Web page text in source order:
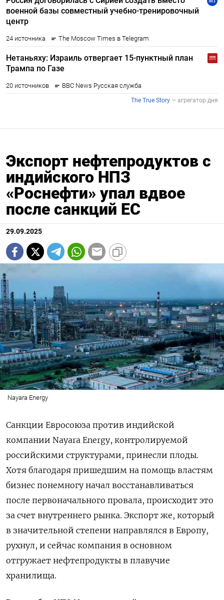
Экспорт нефтепродуктов с
индийского НПЗ
«Роснефти» упал вдвое
после санкций ЕС
29.09.2025
Nayara Energy
Санкции Евросоюза против индийской
компании Nayara Energy, контролируемой
российскими структурами, принесли плоды.
Хотя благодаря пришедшим на помощь властям
бизнес понемногу начал восстанавливаться
после первоначального провала, происходит это
за счет внутреннего рынка. Экспорт же, который
в значительной степени направлялся в Европу,
рухнул, и сейчас компания в основном
отгружает нефтепродукты в плавучие
хранилища.